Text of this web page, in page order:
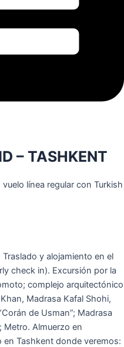
– TASHKENT
línea regular con Turkish
y alojamiento en el
check in). Excursión por la
complejo arquitectónico
Madrasa Kafal Shohi,
de Usman”; Madrasa
Metro. Almuerzo en
Tashkent donde veremos: